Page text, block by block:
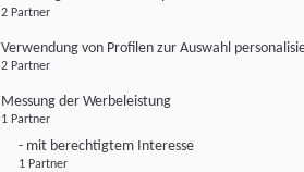
2 Partner
Verwendung von Profilen zur Auswahl
2 Partner
Messung der Werbeleistung
1 Partner
- mit berechtigtem Interesse
1 Partner